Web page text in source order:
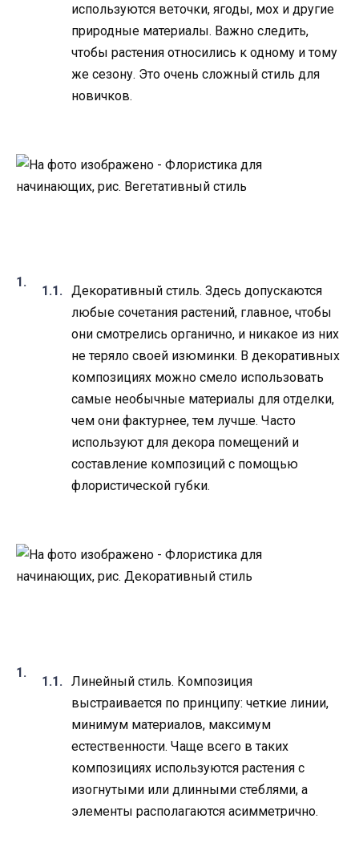
используются веточки, ягоды, мох и другие
природные материалы. Важно следить,
чтобы растения относились к одному и тому
же сезону. Это очень сложный стиль для
новичков.
Декоративный стиль. Здесь допускаются
любые сочетания растений, главное, чтобы
они смотрелись органично, и никакое из них
не теряло своей изюминки. В декоративных
композициях можно смело использовать
самые необычные материалы для отделки,
чем они фактурнее, тем лучше. Часто
используют для декора помещений и
составление композиций с помощью
флористической губки.
Линейный стиль. Композиция
выстраивается по принципу: четкие линии,
минимум материалов, максимум
естественности. Чаще всего в таких
композициях используются растения с
изогнутыми или длинными стеблями, а
элементы располагаются асимметрично.